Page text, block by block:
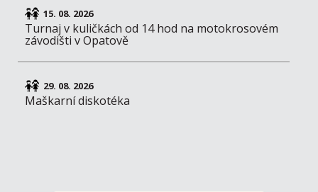
15. 08. 2026
Turnaj v kuličkách od 14 hod na motokrosovém
závodišti v Opatově
29. 08. 2026
Maškarní diskotéka